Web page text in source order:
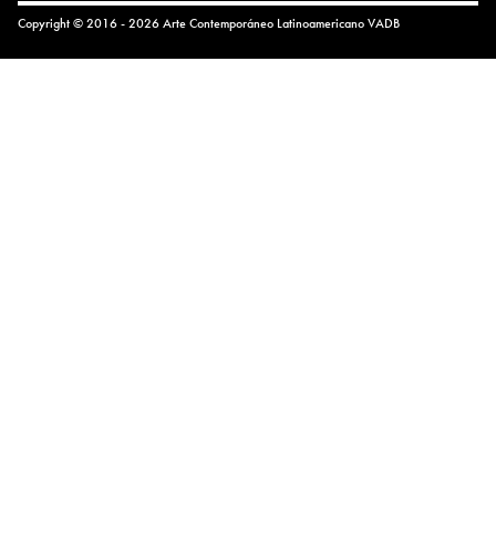
Copyright © 2016 - 2026 Arte Contemporáneo LatinoamericanoVADB